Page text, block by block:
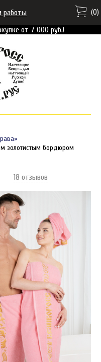
от 7 000 руб.!
работы (0)
золотистым бордюром
18 отзывов